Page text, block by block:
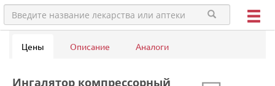
Цены Описание Аналоги
Ингалятор компрессорный